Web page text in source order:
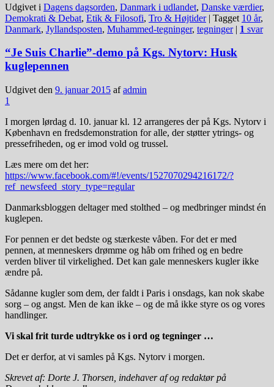
Udgivet i Dagens dagsorden, Danmark i udlandet, Danske værdier,
Demokrati & Debat, Etik & Filosofi, Tro & Højtider | Tagget 10 år,
Danmark, Jyllandsposten, Muhammed-tegninger, tegninger | 1 svar
“Je Suis Charlie”-demo på Kgs. Nytorv: Husk
kuglepennen
Udgivet den 9. januar 2015 afadmin
1
I morgen lørdag d. 10. januar kl. 12 arrangeres der på Kgs. Nytorv i
København en fredsdemonstration for alle, der støtter ytrings- og
pressefriheden, og er imod vold og trussel.
Læs mere om det her:
https://www.facebook.com/#!/events/1527070294216172/?
ref_newsfeed_story_type=regular
Danmarksbloggen deltager med stolthed – og medbringer mindst én
kuglepen.
For pennen er det bedste og stærkeste våben. For det er med
pennen, at menneskers drømme og håb om frihed og en bedre
verden bliver til virkelighed. Det kan gale menneskers kugler ikke
ændre på.
Sådanne kugler som dem, der faldt i Paris i onsdags, kan nok skabe
sorg – og angst. Men de kan ikke – og de må ikke styre os og vores
handlinger.
Vi skal frit turde udtrykke os i ord og tegninger …
Det er derfor, at vi samles på Kgs. Nytorv i morgen.
Skrevet af: Dorte J. Thorsen, indehaver af og redaktør på